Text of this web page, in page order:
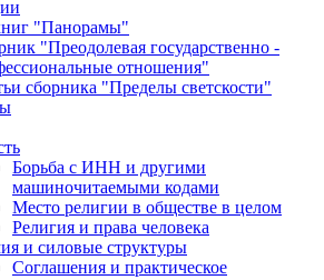
"Панорамы"
"Преодолевая государственно -
отношения"
сборника "Пределы светскости"
Борьба с ИНН и другими
машиночитаемыми кодами
Место религии в обществе в целом
Религия и права человека
и силовые структуры
Соглашения и практическое